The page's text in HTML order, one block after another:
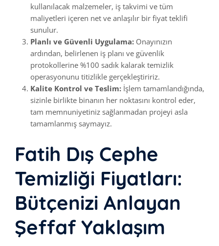
kullanılacak malzemeler, iş takvimi ve tüm
maliyetleri içeren net ve anlaşılır bir fiyat teklifi
sunulur.
Planlı ve Güvenli Uygulama: Onayınızın
ardından, belirlenen iş planı ve güvenlik
protokollerine %100 sadık kalarak temizlik
operasyonunu titizlikle gerçekleştiririz.
Kalite Kontrol ve Teslim: İşlem tamamlandığında,
sizinle birlikte binanın her noktasını kontrol eder,
tam memnuniyetiniz sağlanmadan projeyi asla
tamamlanmış saymayız.
Fatih Dış Cephe
Temizliği Fiyatları:
Bütçenizi Anlayan
Şeffaf Yaklaşım